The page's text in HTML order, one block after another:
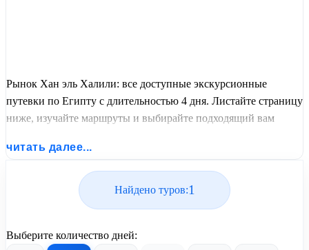
Рынок Хан эль Халили: все доступные экскурсионные
путевки по Египту с длительностью 4 дня. Листайте страницу
ниже, изучайте маршруты и выбирайте подходящий вам
United Travel Systems.
читать далее...
Найдено туров:1
Выберите количество дней: